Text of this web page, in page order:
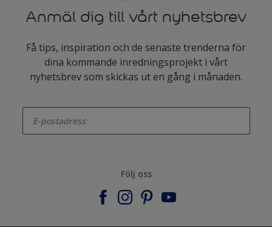
Anmäl dig till vårt nyhetsbrev
Få tips, inspiration och de senaste trenderna för
dina kommande inredningsprojekt i vårt
nyhetsbrev som skickas ut en gång i månaden.
Följ oss